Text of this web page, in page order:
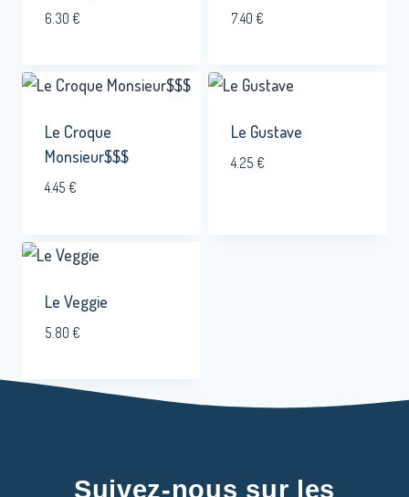
6.30 € 7.40 €
Le Croque
Monsieur$$$
4.45 €
Le Gustave
4.25 €
Le Veggie
5.80 €
Suivez-nous sur les